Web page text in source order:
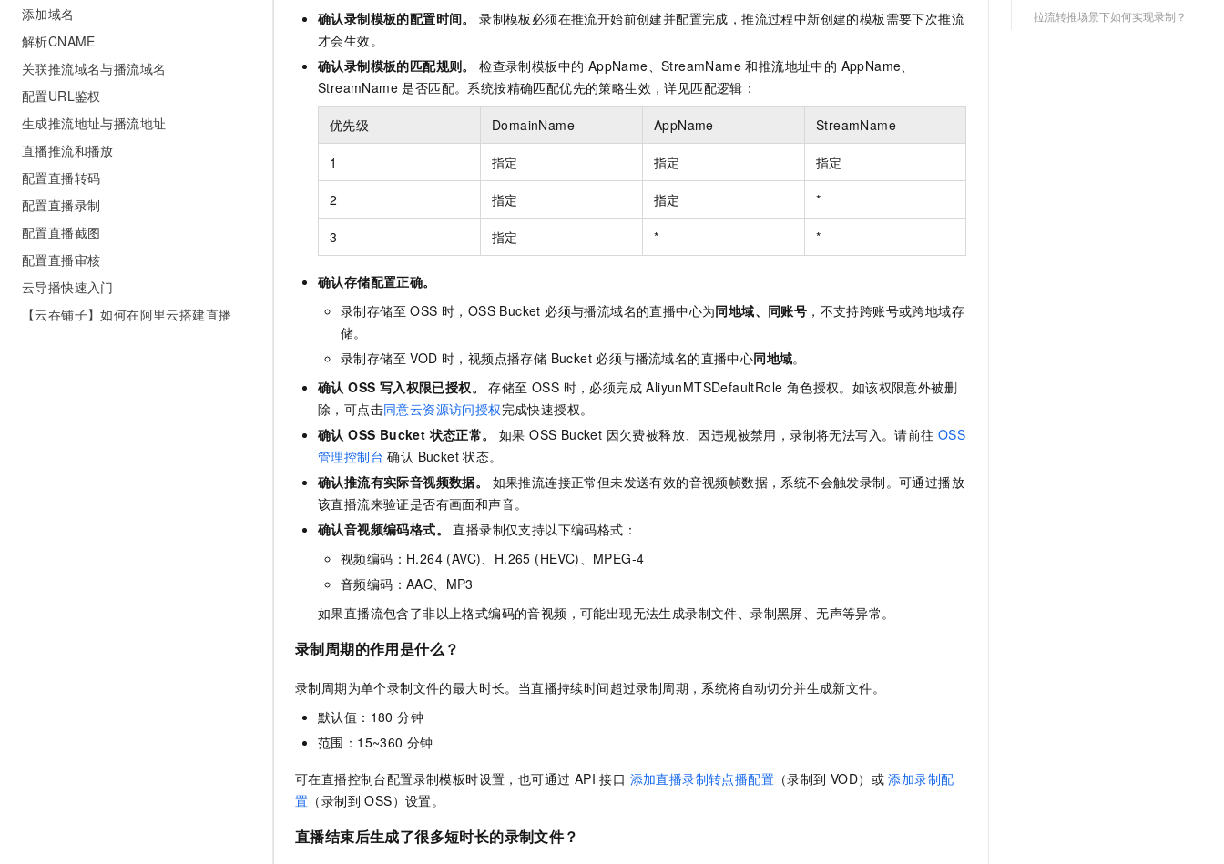
添加域名
解析CNAME
关联推流域名与播流域名
配置URL鉴权
生成推流地址与播流地址
直播推流和播放
配置直播转码
配置直播录制
配置直播截图
配置直播审核
云导播快速入门
【云吞铺子】如何在阿里云搭建直播
确认录制模板的配置时间。
录制模板必须在推流开始前创建并配置完成，推流过程中新创建的模板需要下次推流
才会生效。
确认录制模板的匹配规则。
检查录制模板中的 AppName、StreamName 和推流地址中的 AppName、
StreamName 是否匹配。系统按精确匹配优先的策略生效，详见匹配逻辑：
优先级 DomainName AppName StreamName
1 指定 指定 指定
2 指定 指定 *
3 指定 * *
确认存储配置正确。
录制存储至 OSS 时，OSS Bucket 必须与播流域名的直播中心为同地域、同账号 ，不支持跨账号或跨地域存
储。
录制存储至 VOD 时，视频点播存储 Bucket 必须与播流域名的直播中心同地域。
确认 OSS 写入权限已授权。
存储至 OSS 时，必须完成 AliyunMTSDefaultRole 角色授权。如该权限意外被删
除，可点击同意云资源访问授权完成快速授权。
确认 OSS Bucket 状态正常。
如果 OSS Bucket 因欠费被释放、因违规被禁用，录制将无法写入。请前往OSS
管理控制台 确认 Bucket 状态。
确认推流有实际音视频数据。
如果推流连接正常但未发送有效的音视频帧数据，系统不会触发录制。可通过播放
该直播流来验证是否有画面和声音。
确认音视频编码格式。
直播录制仅支持以下编码格式：
视频编码：H.264 (AVC)、H.265 (HEVC)、MPEG-4
音频编码：AAC、MP3
如果直播流包含了非以上格式编码的音视频，可能出现无法生成录制文件、录制黑屏、无声等异常。
录制周期的作用是什么？
录制周期为单个录制文件的最大时长。当直播持续时间超过录制周期，系统将自动切分并生成新文件。
默认值：180 分钟
范围：15~360 分钟
可在直播控制台配置录制模板时设置，也可通过 API 接口 添加直播录制转点播配置 （录制到 VOD）或添加录制配
置 （录制到 OSS）设置。
直播结束后生成了很多短时长的录制文件？
拉流转推场景下如何实现录制？